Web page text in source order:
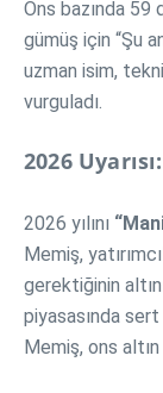
Ons bazında 59
gümüş için “Şu
uzman isim,
vurguladı.
2026
2026 yılını
Memiş,
gerektiğinin
piyasasında
Memiş, ons